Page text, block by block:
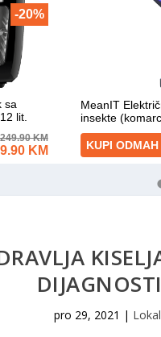
pro 29, 2021 |